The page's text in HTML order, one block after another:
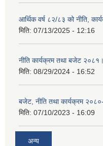
आर्थिक वर्ष ८२/८३ को नीति,
मिति: 07/13/2025 - 12:16
नीति कार्यक्रम तथा बजेट
मिति: 08/29/2024 - 16:52
बजेट, नीति तथा कार्यक्रम
मिति: 07/10/2023 - 16:09
अन्य